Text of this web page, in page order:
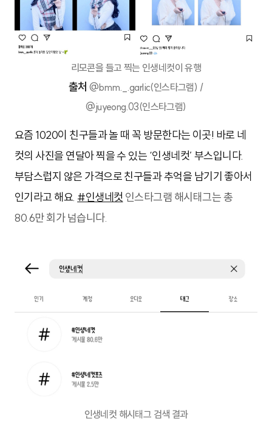
리모콘을 들고 찍는 인생네컷이 유행
출처 @bmm._.garlic(인스타그램) /
@juyeong.03(인스타그램)
요즘 1020이 친구들과 놀 때 꼭 방문한다는 이곳! 바로 네
컷의 사진을 연달아 찍을 수 있는 ‘인생네컷’ 부스입니다.
부담스럽지 않은 가격으로 친구들과 추억을 남기기 좋아서
인기라고 해요. #인생네컷 인스타그램 해시태그는 총
80.6만 회가 넘습니다.
인생네컷 해시태그 검색 결과